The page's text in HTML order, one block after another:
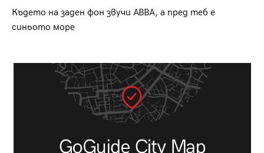
Където на заден фон звучи ABBA, а пред теб е
синьото море